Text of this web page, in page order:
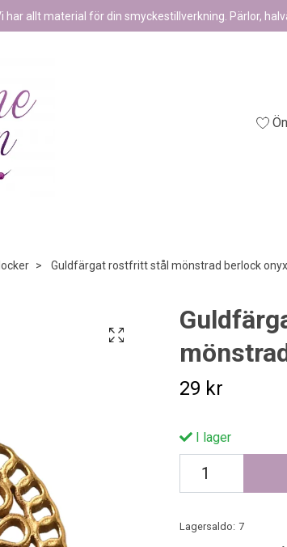
har allt material för din smyckestillverkning. Pärlor,
Guldfärgat rostfritt stål mönstrad berlock
29 kr
I lager
Lagersaldo: 7